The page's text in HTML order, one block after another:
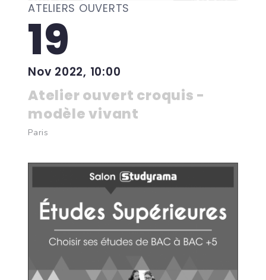
ATELIERS OUVERTS
19
Nov 2022, 10:00
Atelier ouvert croquis -
modèle vivant
Paris